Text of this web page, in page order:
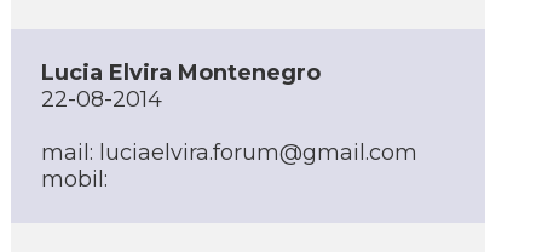
Lucia Elvira Montenegro
22-08-2014
mail: luciaelvira.forum@gmail.com
mobil: